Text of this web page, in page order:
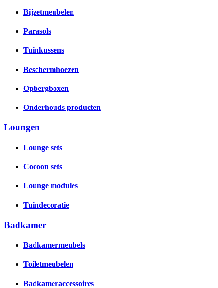
Bijzetmeubelen
Parasols
Tuinkussens
Beschermhoezen
Opbergboxen
Onderhouds producten
Loungen
Lounge sets
Cocoon sets
Lounge modules
Tuindecoratie
Badkamer
Badkamermeubels
Toiletmeubelen
Badkameraccessoires